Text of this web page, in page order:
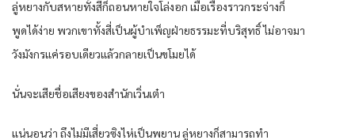
ลู่หยางกับสหายทั้งสี่ก็ถอนหายใจโล่งอก เมื่อเรื่องราวกระจ่างก็
พูดได้ง่าย พวกเขาทั้งสี่เป็นผู้บำเพ็ญฝ่ายธรรมะที่บริสุทธิ์ ไม่อาจมา
วังมังกรแค่รอบเดียวแล้วกลายเป็นขโมยได้
นั่นจะเสียชื่อเสียงของสำนักเวิ่นเต๋า
แน่นอนว่า ถึงไม่มีเสี่ยวซิงไห่เป็นพยาน ลู่หยางก็สามารถทำ